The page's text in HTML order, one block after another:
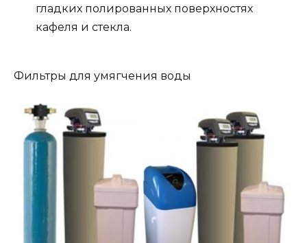
гладких полированных поверхностях
кафеля и стекла.
Фильтры для умягчения воды